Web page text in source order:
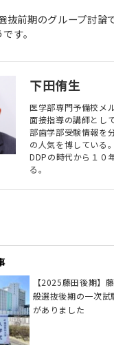
抜前期のグループ討論
す。
下田侑生
医学部専門予備校メ
面接指導の講師とし
部歯学部受験情報を
の人気を博している
DDPの時代から１０
る。
【2025藤田後期】
般選抜後期の一次試
がありました